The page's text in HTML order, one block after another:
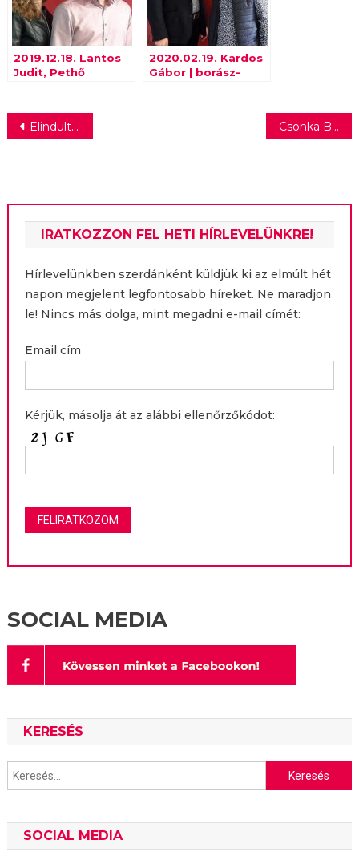
2019.12.18. Lantos
Judit, Pethő
2020.02.19. Kardos
Gábor | borász-
Bejegyzés
Elindult az rtl.hu videós hírportál Csonka Bandi búcsúzott A Konyhafőnök VIP-től
IRATKOZZON FEL HETI HÍRLEVELÜNKRE!
Hírlevelünkben szerdánként küldjük ki az elmúlt hét
napon megjelent legfontosabb híreket. Ne maradjon
le! Nincs más dolga, mint megadni e-mail címét:
Email cím
Kérjük, másolja át az alábbi ellenőrzőkódot:
SOCIAL MEDIA
KERESÉS
Keresés:
SOCIAL MEDIA